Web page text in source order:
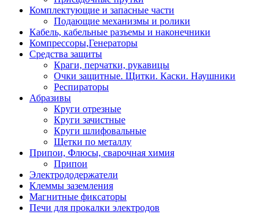
Комплектующие и запасные части
Подающие механизмы и ролики
Кабель, кабельные разъемы и наконечники
Компрессоры,Генераторы
Средства защиты
Краги, перчатки, рукавицы
Очки защитные. Щитки. Каски. Наушники
Респираторы
Абразивы
Круги отрезные
Круги зачистные
Круги шлифовальные
Щетки по металлу
Припои, Флюсы, сварочная химия
Припои
Электрододержатели
Клеммы заземления
Магнитные фиксаторы
Печи для прокалки электродов